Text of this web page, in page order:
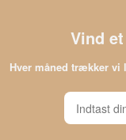
Vind
Hver måned trækker vi